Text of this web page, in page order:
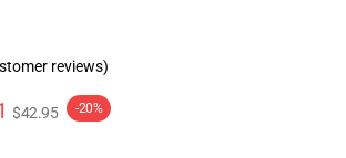
reviews)
$42.95 -20%